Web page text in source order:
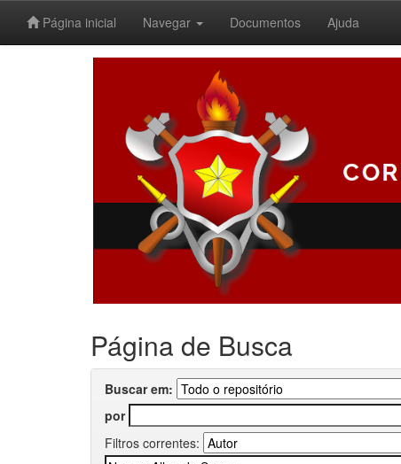
Página inicial Navegar Documentos Ajuda
Página de Busca
Buscar em:
por
Filtros correntes: